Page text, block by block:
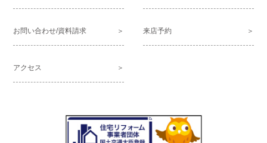
お問い合わせ/資料請求 来店予約
アクセス